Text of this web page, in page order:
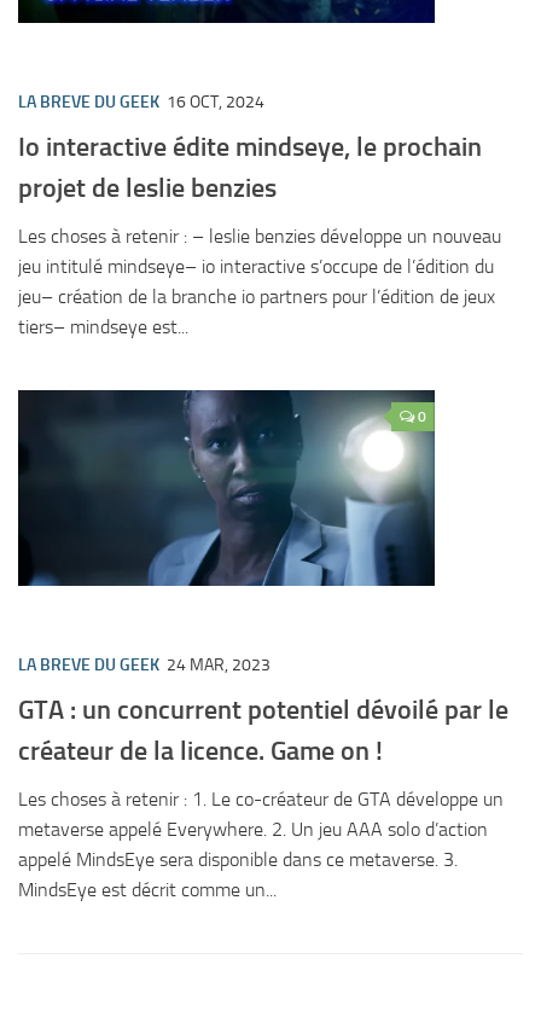
LA BREVE DU GEEK 16 OCT, 2024
Io interactive édite mindseye, le prochain
projet de leslie benzies
Les choses à retenir : – leslie benzies développe un nouveau
jeu intitulé mindseye– io interactive s’occupe de l’édition du
jeu– création de la branche io partners pour l’édition de jeux
tiers– mindseye est...
0
LA BREVE DU GEEK 24 MAR, 2023
GTA : un concurrent potentiel dévoilé par le
créateur de la licence. Game on !
Les choses à retenir : 1. Le co-créateur de GTA développe un
metaverse appelé Everywhere. 2. Un jeu AAA solo d’action
appelé MindsEye sera disponible dans ce metaverse. 3.
MindsEye est décrit comme un...